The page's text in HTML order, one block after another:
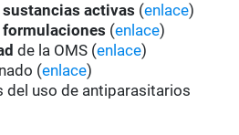
sustancias activas (enlace)
formulaciones (enlace)
de la OMS (enlace)
(enlace)
del uso de antiparasitarios